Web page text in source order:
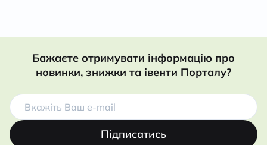
Бажаєте отримувати інформацію про
новинки, знижки та івенти Порталу?
Підписатись